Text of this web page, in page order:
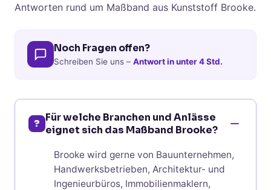
Antworten rund um Maßband aus Kunststoff Brooke.
Noch Fragen offen?
Schreiben Sie uns – Antwort in unter 4 Std.
? Für welche Branchen und Anlässe
eignet sich das Maßband Brooke?
Brooke wird gerne von Bauunternehmen,
Handwerksbetrieben, Architektur- und
Ingenieurbüros, Immobilienmaklern,